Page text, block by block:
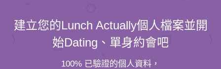
建立您的Lunch Actually個人檔案並開
始Dating、單身約會吧
100% 已驗證的個人資料，